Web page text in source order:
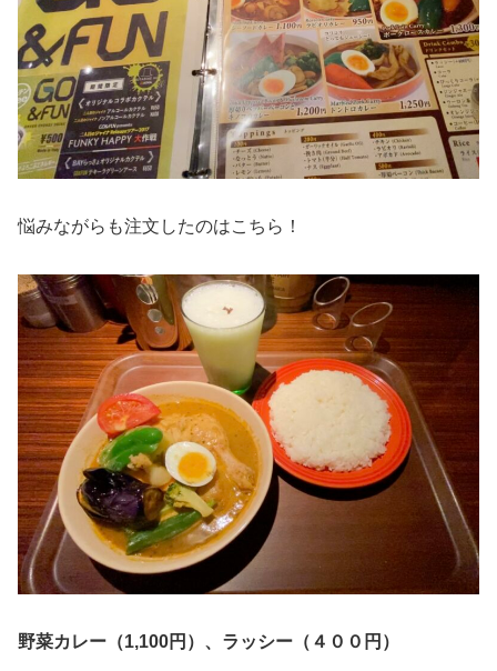
悩みながらも注文したのはこちら！
野菜カレー（1,100円）、ラッシー（４００円）